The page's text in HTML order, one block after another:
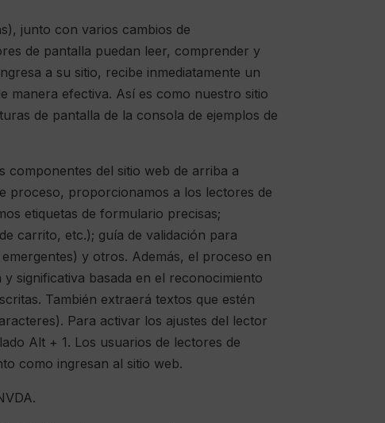
junto con varios cambios de
de pantalla puedan leer, comprender y
a su sitio, recibe inmediatamente un
manera efectiva. Así es como nuestro sitio
de pantalla de la consola de ejemplos de
componentes del sitio web de arriba a
proceso, proporcionamos a los lectores de
etiquetas de formulario precisas;
carrito, etc.); guía de validación para
y otros. Además, el proceso en
significativa basada en el reconocimiento
También extraerá textos que estén
Para activar los ajustes del lector
Alt + 1. Los usuarios de lectores de
como ingresan al sitio web.